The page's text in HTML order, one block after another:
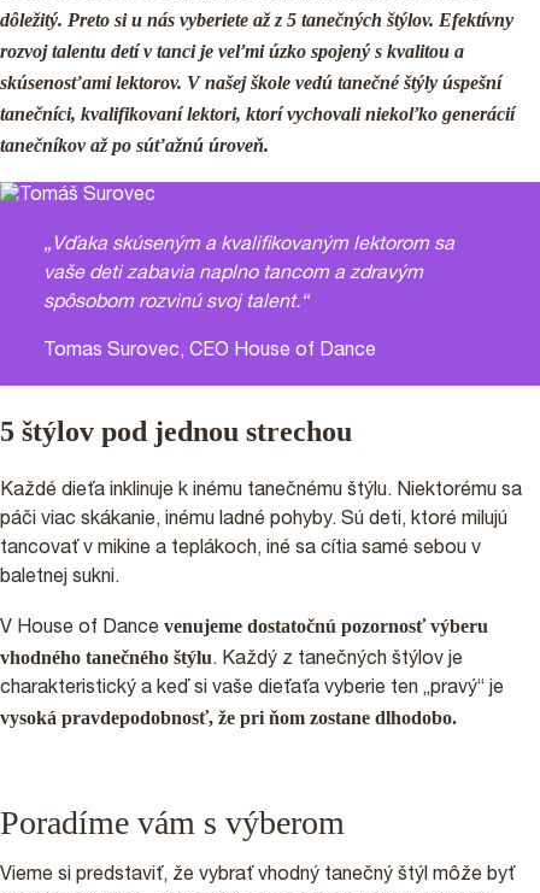
PRIHLÁŠKY
PODPORTE NÁS 2%
dôležitý. Preto si u nás vyberiete až z 5 tanečných štýlov. Efektívny
rozvoj talentu detí v tanci je veľmi úzko spojený s kvalitou a
skúsenosťami lektorov. V našej škole vedú tanečné štýly úspešní
tanečníci, kvalifikovaní lektori, ktorí vychovali niekoľko generácií
tanečníkov až po súťažnú úroveň.
„Vďaka skúseným a kvalifikovaným lektorom sa
vaše deti zabavia naplno tancom a zdravým
spôsobom rozvinú svoj talent.“
Tomas Surovec, CEO House of Dance
5 štýlov pod jednou strechou
Každé dieťa inklinuje k inému tanečnému štýlu. Niektorému sa
páči viac skákanie, inému ladné pohyby. Sú deti, ktoré milujú
tancovať v mikine a teplákoch, iné sa cítia samé sebou v
baletnej sukni.
V House of Dance venujeme dostatočnú pozornosť výberu
vhodného tanečného štýlu. Každý z tanečných štýlov je
charakteristický a keď si vaše dieťaťa vyberie ten „pravý“ je
vysoká pravdepodobnosť, že pri ňom zostane dlhodobo.
Poradíme vám s výberom
Vieme si predstaviť, že vybrať vhodný tanečný štýl môže byť